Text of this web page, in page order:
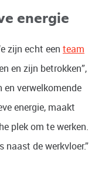
energie
zijn echt een team
en zijn betrokken”,
verwelkomende
energie, maakt
plek om te werken.
naast de werkvloer.”